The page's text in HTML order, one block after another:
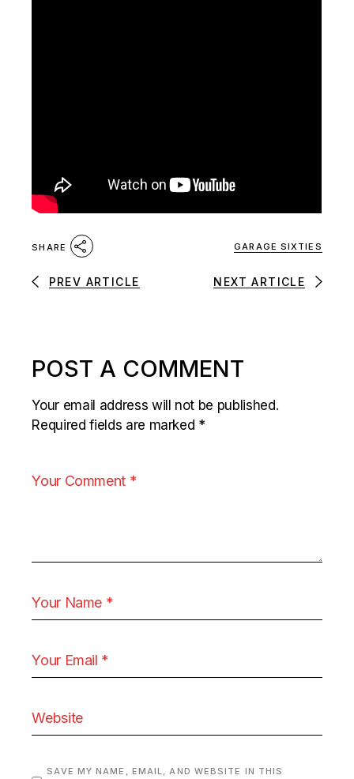
SHARE GARAGE SIXTIES
PREV ARTICLE NEXT ARTICLE
POST A COMMENT
Your email address will not be published.
Required fields are marked *
SAVE MY NAME, EMAIL, AND WEBSITE IN THIS